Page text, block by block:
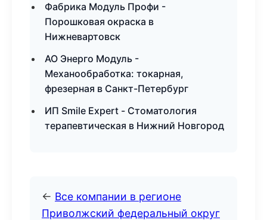
Фабрика Модуль Профи -
Порошковая окраска в
Нижневартовск
АО Энерго Модуль -
Механообработка: токарная,
фрезерная в Санкт-Петербург
ИП Smile Expert - Стоматология
терапевтическая в Нижний Новгород
← Все компании в регионе
Приволжский федеральный округ